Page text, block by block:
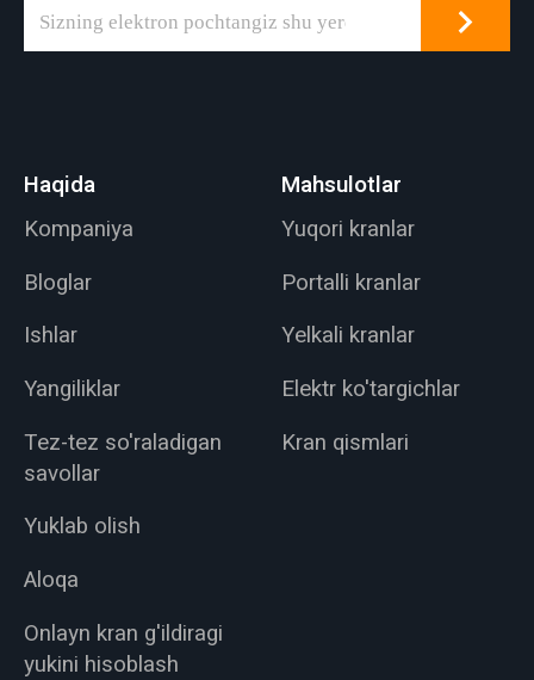
ko'plab sanoat ish
Haqida
Kompaniya
Bloglar
Ishlar
Yangiliklar
Tez-tez so'raladigan
savollar
Yuklab olish
Aloqa
Onlayn kran g'ildiragi
yukini hisoblash
Mahsulotlar
Yuqori kranlar
Portalli kranlar
Yelkali kranlar
Elektr ko'targichlar
Kran qismlari